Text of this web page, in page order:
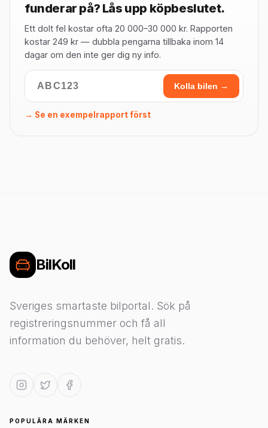
funderar på? Lås upp köpbeslutet.
Ett dolt fel kostar ofta 20 000–30 000 kr. Rapporten
kostar 249 kr — dubbla pengarna tillbaka inom 14
dagar om den inte ger dig ny info.
Kolla bilen →
→ Se en exempelrapport först
BilKoll
Sveriges smartaste bilportal. Sök på
registreringsnummer och få all
information du behöver, helt gratis.
POPULÄRA MÄRKEN